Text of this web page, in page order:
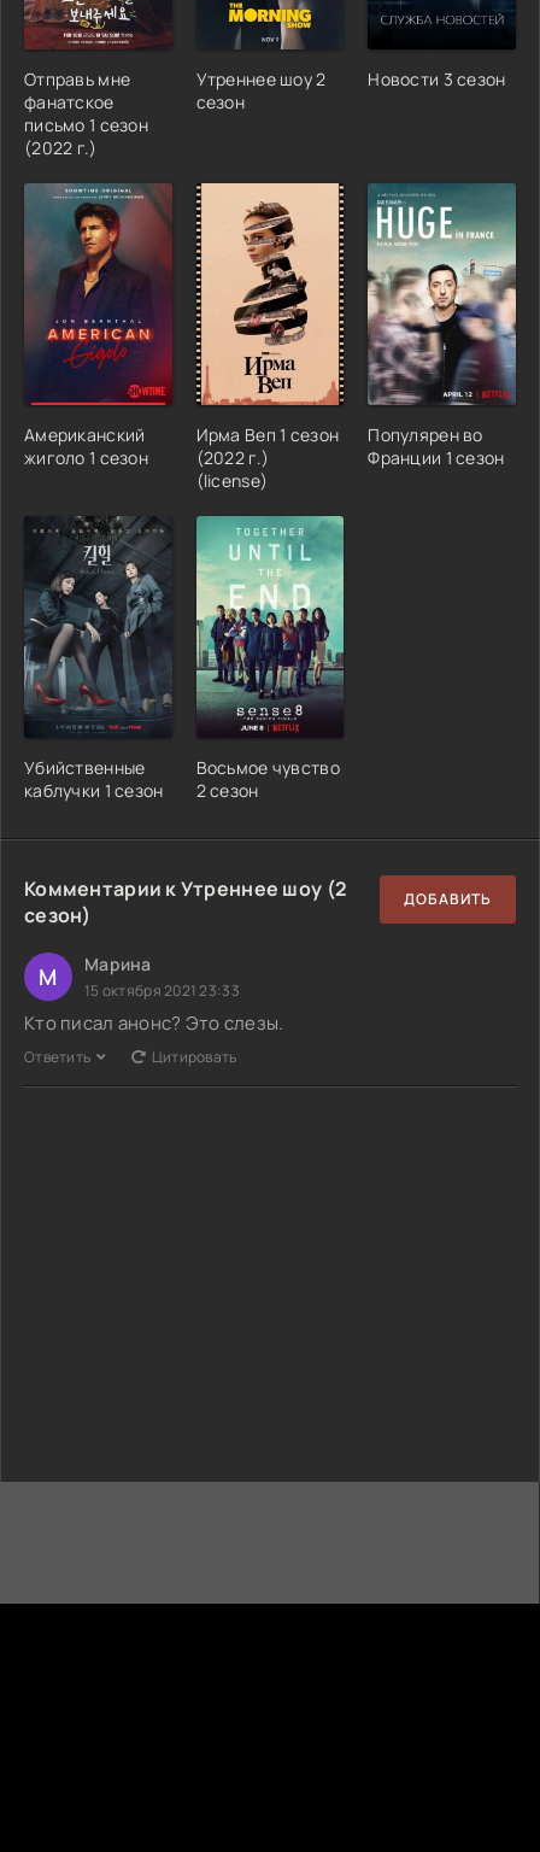
Отправь мне
фанатское
письмо 1 сезон
(2022 г.)
Утреннее шоу 2
сезон
Новости 3 сезон
Американский
жиголо 1 сезон
Ирма Веп 1 сезон
(2022 г.)
(license)
Популярен во
Франции 1 сезон
Убийственные
каблучки 1 сезон
Восьмое чувство
2 сезон
Комментарии к Утреннее шоу (2
сезон)
ДОБАВИТЬ
М Марина
15 октября 2021 23:33
Кто писал анонс? Это слезы.
Ответить Цитировать